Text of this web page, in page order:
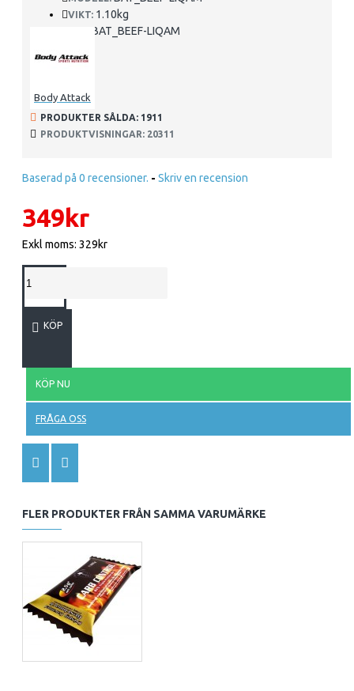
VIKT: 1.10kg
BAT_BEEF-LIQAM
Body Attack
PRODUKTER SÅLDA: 1911
PRODUKTVISNINGAR: 20311
Baserad på 0 recensioner. - Skriv en recension
349kr
Exkl moms: 329kr
KÖP
KÖP NU
FRÅGA OSS
FLER PRODUKTER FRÅN SAMMA VARUMÄRKE